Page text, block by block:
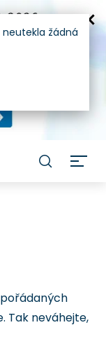
Tak neváhejte,
žádná